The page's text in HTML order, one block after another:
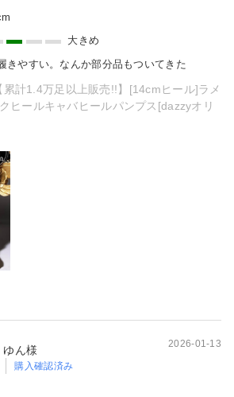
大きめ
きやすい。なんか部分品もついてきた
計1.4万足以上販売!!】[14cmヒール]ラメ
ヒールキャバヒールパンプス[dazzyオリ
ゆん様
購入確認済み
2026-01-13